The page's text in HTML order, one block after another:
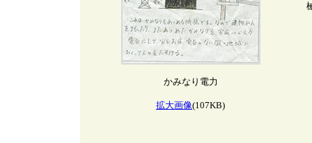
かみなり電力
拡大画像(107KB)